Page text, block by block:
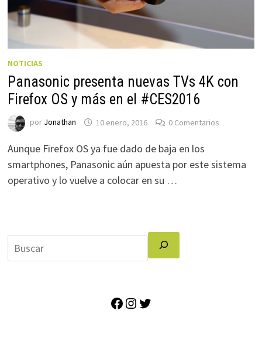
NOTICIAS
Panasonic presenta nuevas TVs 4K con
Firefox OS y más en el #CES2016
por Jonathan 10 enero, 2016 0 Comentarios
Aunque Firefox OS ya fue dado de baja en los
smartphones, Panasonic aún apuesta por este sistema
operativo y lo vuelve a colocar en su …
Facebook
Instagram